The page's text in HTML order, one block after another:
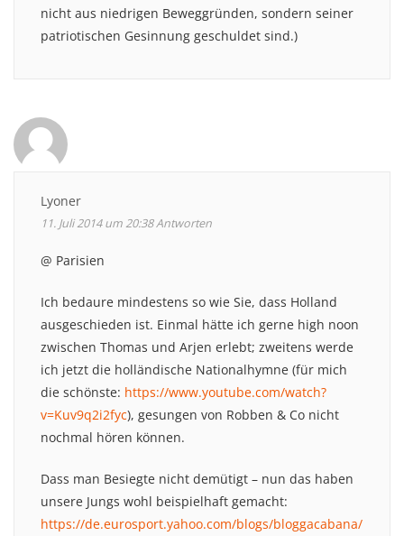
nicht aus niedrigen Beweggründen, sondern seiner
patriotischen Gesinnung geschuldet sind.)
Lyoner
11. Juli 2014 um 20:38Antworten
@ Parisien
Ich bedaure mindestens so wie Sie, dass Holland
ausgeschieden ist. Einmal hätte ich gerne high noon
zwischen Thomas und Arjen erlebt; zweitens werde
ich jetzt die holländische Nationalhymne (für mich
die schönste: https://www.youtube.com/watch?
v=Kuv9q2i2fyc), gesungen von Robben & Co nicht
nochmal hören können.
Dass man Besiegte nicht demütigt – nun das haben
unsere Jungs wohl beispielhaft gemacht:
https://de.eurosport.yahoo.com/blogs/bloggacabana/